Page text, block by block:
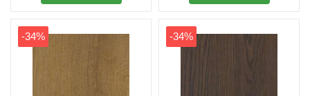
-34% -34%